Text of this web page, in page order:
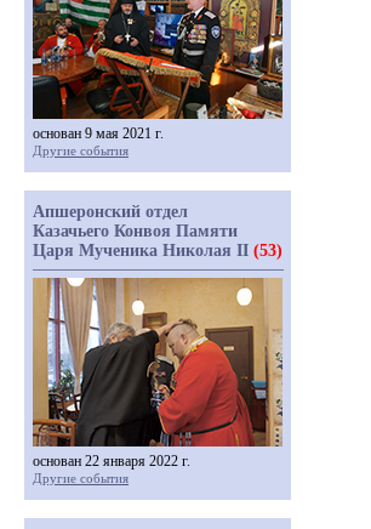
основан 9 мая 2021 г.
Другие события
Апшеронский отдел
Казачьего Конвоя Памяти
Царя Мученика Николая II (53)
основан 22 января 2022 г.
Другие события